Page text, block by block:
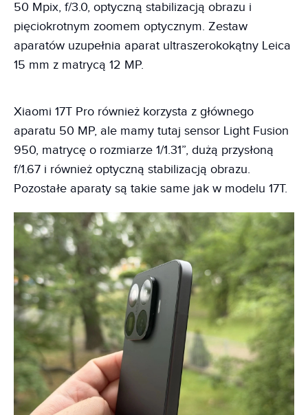
50 Mpix, f/3.0, optyczną stabilizacją obrazu i
pięciokrotnym zoomem optycznym. Zestaw
aparatów uzupełnia aparat ultraszerokokątny Leica
15 mm z matrycą 12 MP.
Xiaomi 17T Pro również korzysta z głównego
aparatu 50 MP, ale mamy tutaj sensor Light Fusion
950, matrycę o rozmiarze 1/1.31”, dużą przysłoną
f/1.67 i również optyczną stabilizacją obrazu.
Pozostałe aparaty są takie same jak w modelu 17T.